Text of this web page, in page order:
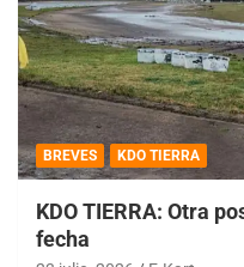
BREVES KDO TIERRA
KDO TIERRA: Otra
fecha